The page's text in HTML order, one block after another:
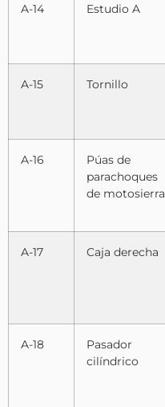
A-14 Estudio A
A-15 Tornillo
A-16
Púas de
parachoques
de motosierra
A-17 Caja derecha
A-18
Pasador
cilíndrico